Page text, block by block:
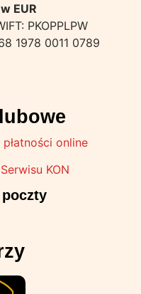
EUR
PKOPPLPW
1978 0011 0789
online
KON